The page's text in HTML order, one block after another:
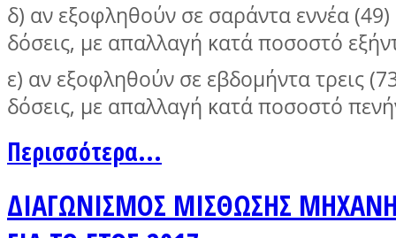
δ) αν εξοφληθούν σε σαράντα εννέα
δόσεις, με απαλλαγή κατά ποσοστό
ε) αν εξοφληθούν σε εβδομήντα τρεις
δόσεις, με απαλλαγή κατά ποσοστό
Περισσότερα...
ΔΙΑΓΩΝΙΣΜΟΣ ΜΙΣΘΩΣΗΣ